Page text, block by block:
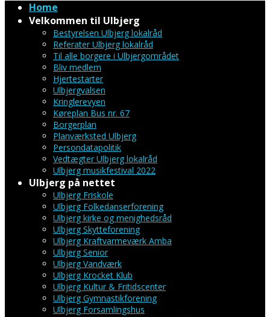
Home
Velkommen til Ulbjerg
Bestyrelsen Ulbjerg lokalråd
Referater Ulbjerg lokalråd
Til alle borgere i Ulbjergområdet
Bliv medlem
Hjertestarter
Ulbjergvalsen
Kringlerevyen
Køreplan Bus nr. 67
Borgerplan
Planværksted Ulbjerg
Persondatapolitik
Vedtægter Ulbjerg lokalråd
Ulbjerg musikfestival 2022
Ulbjerg på nettet
Ulbjerg Friskole
Ulbjerg Folkedanserforening
Ulbjerg kirke og menighedsråd
Ulbjerg Skytteforening
Ulbjerg Kraftvarmeværk Amba
Ulbjerg Senior
Ulbjerg Vandværk
Ulbjerg Krocket Klub
Ulbjerg Kultur & Fritidscenter
Ulbjerg Gymnastikforening
Ulbjerg Forsamlingshus